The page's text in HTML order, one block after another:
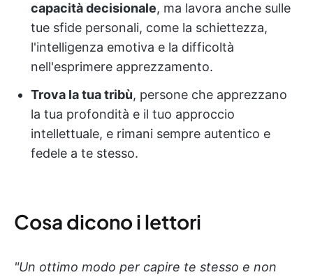
capacità decisionale, ma lavora anche sulle
tue sfide personali, come la schiettezza,
l'intelligenza emotiva e la difficoltà
nell'esprimere apprezzamento.
Trova la tua tribù, persone che apprezzano
la tua profondità e il tuo approccio
intellettuale, e rimani sempre autentico e
fedele a te stesso.
Cosa dicono i lettori
"Un ottimo modo per capire te stesso e non